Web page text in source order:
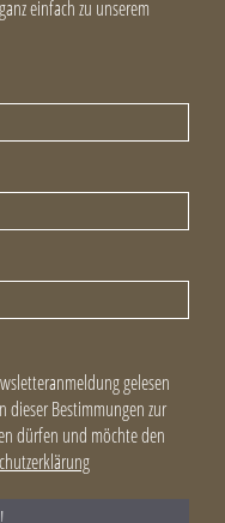
einfach zu unserem
gelesen
dieser Bestimmungen zur
dürfen und möchte den